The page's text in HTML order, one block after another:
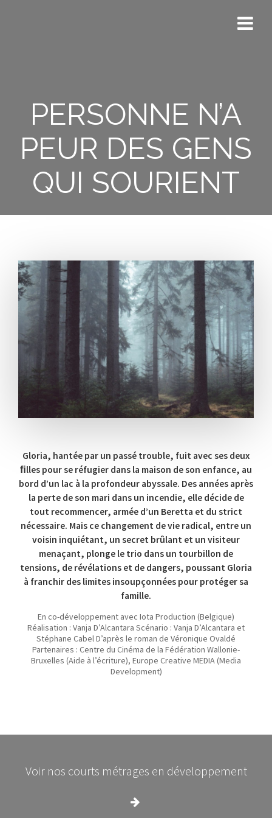
PERSONNE N’A
PEUR DES GENS
QUI SOURIENT
Gloria, hantée par un passé trouble, fuit avec ses deux
ﬁlles pour se réfugier dans la maison de son enfance, au
bord d’un lac à la profondeur abyssale. Des années après
la perte de son mari dans un incendie, elle décide de
tout recommencer, armée d’un Beretta et du strict
nécessaire. Mais ce changement de vie radical, entre un
voisin inquiétant, un secret brûlant et un visiteur
menaçant, plonge le trio dans un tourbillon de
tensions, de révélations et de dangers, poussant Gloria
à franchir des limites insoupçonnées pour protéger sa
famille.
En co-développement avec Iota Production (Belgique)
Réalisation : Vanja D’Alcantara Scénario : Vanja D’Alcantara et
Stéphane Cabel D’après le roman de Véronique Ovaldé
Partenaires : Centre du Cinéma de la Fédération Wallonie-
Bruxelles (Aide à l’écriture), Europe Creative MEDIA (Media
Development)
Voir nos courts métrages en développement